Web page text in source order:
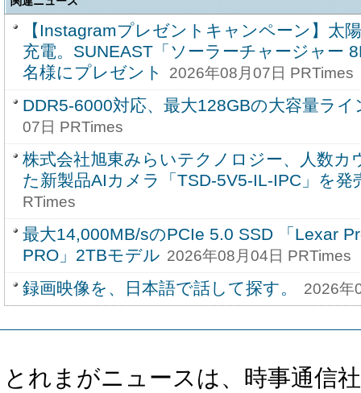
【Instagramプレゼントキャンペーン】太
充電。SUNEAST「ソーラーチャージャー
名様にプレゼント
2026年08月07日 PRTimes
DDR5-6000対応、最大128GBの大容量ラ
07日 PRTimes
株式会社旭東みらいテクノロジー、人数カ
た新製品AIカメラ「TSD-5V5-IL-IPC」を発
RTimes
最大14,000MB/sのPCIe 5.0 SSD 「Lexar
PRO」2TBモデル 2026年08月04日 PRTimes
録画映像を、日本語で話して探す。 2026年
とれまがニュースは、時事通信